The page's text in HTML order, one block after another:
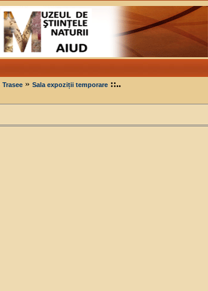
Trasee» Sala expoziții temporare ::..